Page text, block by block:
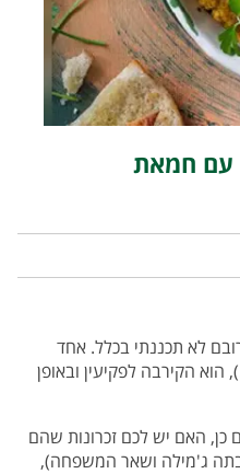
עם חמאת
לא תכננתי בכלל. אחד
הקירבה לפקיעין ובאופן
כן, האם יש לכם זכרונות שהם
ג'מילה ושאר המשפחה),